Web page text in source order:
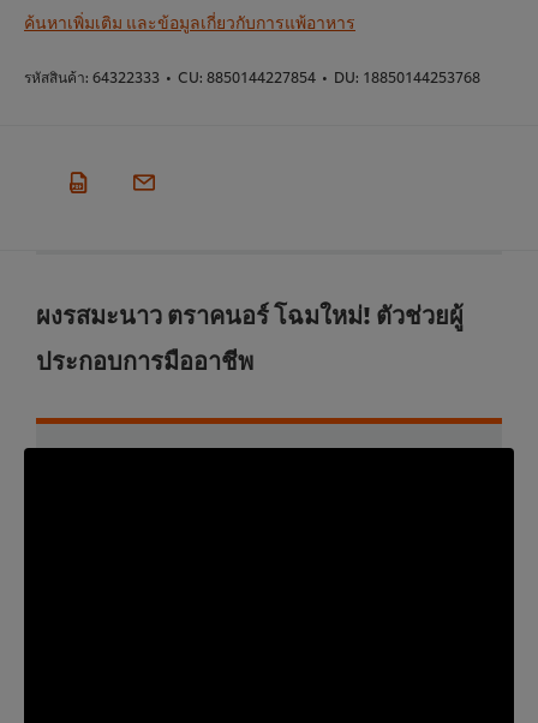
ค้นหาเพิ่มเติม และข้อมูลเกี่ยวกับการแพ้อาหาร
รหัสสินค้า: 64322333 • CU: 8850144227854 • DU: 18850144253768
ผงรสมะนาว ตราคนอร์ โฉมใหม่! ตัวช่วยผู้
ประกอบการมืออาชีพ